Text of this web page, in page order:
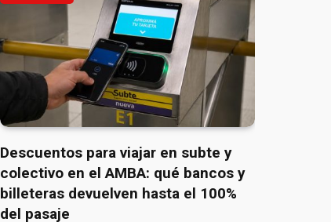
Descuentos para viajar en subte y
colectivo en el AMBA: qué bancos y
billeteras devuelven hasta el 100%
del pasaje